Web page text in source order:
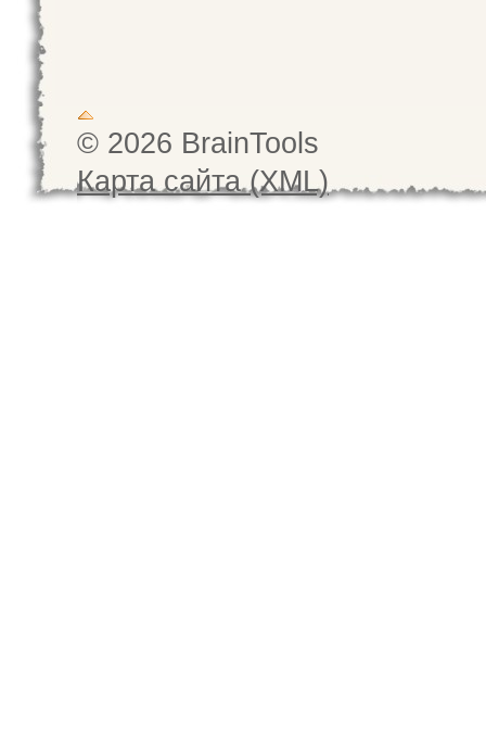
© 2026 BrainTools
Карта сайта (XML)